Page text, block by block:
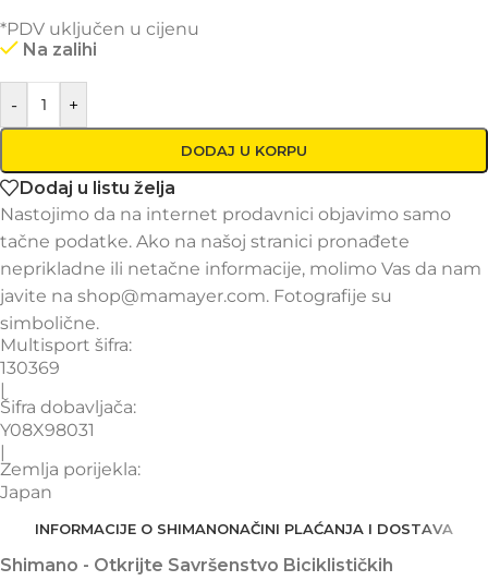
*PDV uključen u cijenu
Na zalihi
- +
DODAJ U KORPU
Dodaj u listu želja
Nastojimo da na internet prodavnici objavimo samo
tačne podatke. Ako na našoj stranici pronađete
neprikladne ili netačne informacije, molimo Vas da nam
javite na shop@mamayer.com. Fotografije su
simbolične.
Multisport šifra:
130369
|
Šifra dobavljača:
Y08X98031
|
Zemlja porijekla:
Japan
INFORMACIJE O SHIMANONAČINI PLAĆANJA I DOSTAVA
Shimano - Otkrijte Savršenstvo Biciklističkih